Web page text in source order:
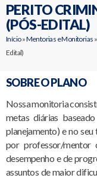
PERITO
(PÓS-EDITAL)
Início»Mentorias e Monitorias »
Edital)
SOBRE O PLANO
Nossa monitoria
metas diárias
planejamento) e no
por professor/
desempenho e de
assuntos de maior